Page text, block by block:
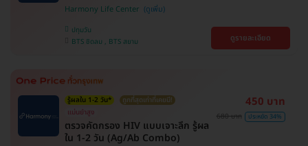
Harmony Life Center
ปทุมวัน
BTS ชิดลม , BTS สยาม
ดูรายละเอียด
รู้ผลใน 1-2 วัน*
ถูกที่สุดเท่าที่เคยมี!
แม่นยำสูง
ตรวจคัดกรอง HIV แบบเจาะลึก รู้ผล
ใน 1-2 วัน (Ag/Ab Combo)
450 บาท
680 บาท ประหยัด 34%